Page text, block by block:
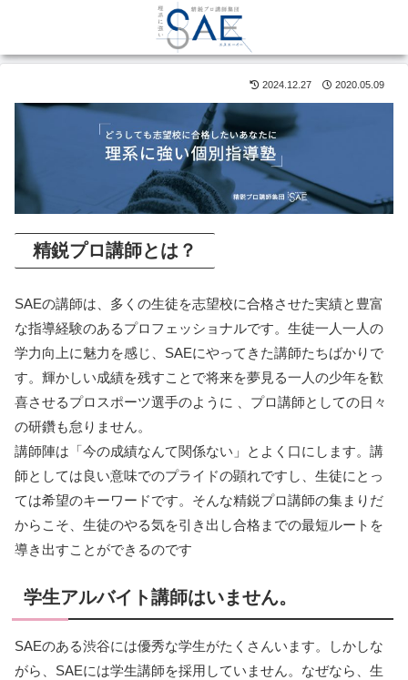
2024.12.27 2020.05.09
精鋭プロ講師とは？
SAEの講師は、多くの生徒を志望校に合格させた実績と豊富
な指導経験のあるプロフェッショナルです。生徒一人一人の
学力向上に魅力を感じ、SAEにやってきた講師たちばかりで
す。輝かしい成績を残すことで将来を夢見る一人の少年を歓
喜させるプロスポーツ選手のように 、プロ講師としての日々
の研鑽も怠りません。
講師陣は「今の成績なんて関係ない」とよく口にします。講
師としては良い意味でのプライドの顕れですし、生徒にとっ
ては希望のキーワードです。そんな精鋭プロ講師の集まりだ
からこそ、生徒のやる気を引き出し合格までの最短ルートを
導き出すことができるのです
学生アルバイト講師はいません。
SAEのある渋谷には優秀な学生がたくさんいます。しかしな
がら、SAEには学生講師を採用していません。なぜなら、生